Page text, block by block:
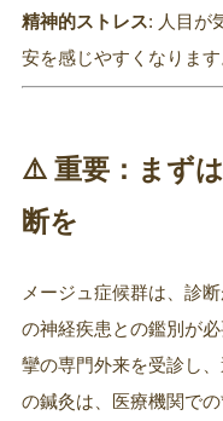
精神的ストレス: 人目が
安を感じやすくなります
⚠️ 重要：まず
断を
メージュ症候群は、診
の神経疾患との鑑別が
攣の専門外来を受診し
の鍼灸は、医療機関で